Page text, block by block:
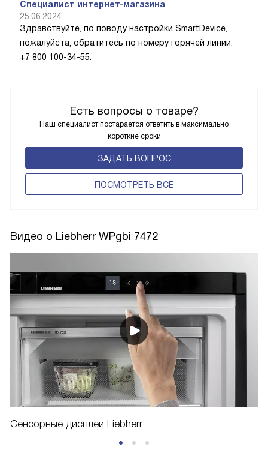
Есть вопросы о товаре?
Наш специалист постарается ответить в максимально
короткие сроки
ЗАДАТЬ ВОПРОС
ПОCМОТРЕТЬ ВСЕ
Специалист интернет-магазина
25.06.2024
Здравствуйте, по поводу настройки SmartDevice,
пожалуйста, обратитесь по номеру горячей линии:
+7 800 100-34-55.
Видео о Liebherr WPgbi 7472
Сенсорные дисплеи Liebherr